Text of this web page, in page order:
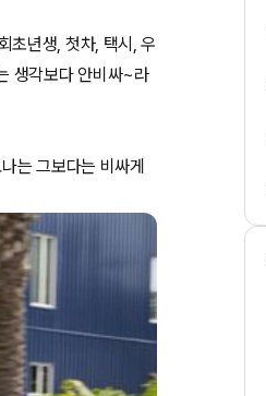
초년생, 첫차, 택시, 우
생각보다 안비싸~라
는 그보다는 비싸게